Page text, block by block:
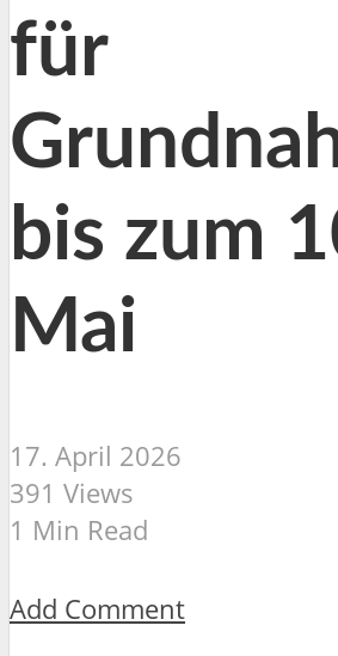
für
bis zum
Mai
17. April 2026
391 Views
1 Min Read
Add Comment